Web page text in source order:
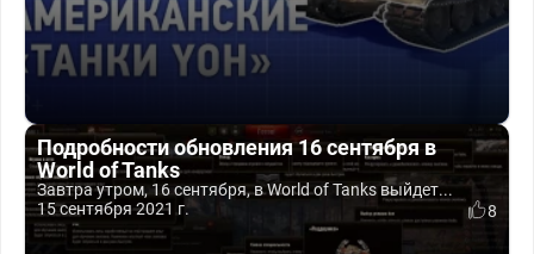
Подробности обновления 16 сентября в
World of Tanks
Завтра утром, 16 сентября, в World of Tanks выйдет...
15 сентября 2021 г.
8